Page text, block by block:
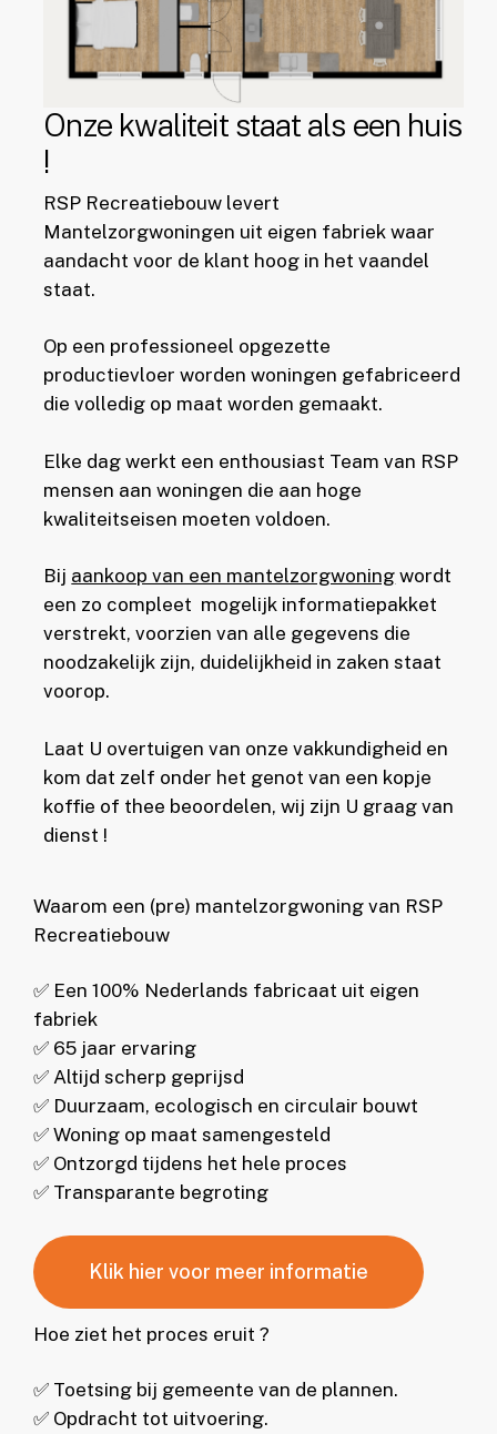
Onze kwaliteit staat als een huis
!
RSP Recreatiebouw levert
Mantelzorgwoningen uit eigen fabriek waar
aandacht voor de klant hoog in het vaandel
staat.
Op een professioneel opgezette
productievloer worden woningen gefabriceerd
die volledig op maat worden gemaakt.
Elke dag werkt een enthousiast Team van RSP
mensen aan woningen die aan hoge
kwaliteitseisen moeten voldoen.
Bij aankoop van een mantelzorgwoning wordt
een zo compleet mogelijk informatiepakket
verstrekt, voorzien van alle gegevens die
noodzakelijk zijn, duidelijkheid in zaken staat
voorop.
Laat U overtuigen van onze vakkundigheid en
kom dat zelf onder het genot van een kopje
koffie of thee beoordelen, wij zijn U graag van
dienst !
Waarom een (pre) mantelzorgwoning van RSP
Recreatiebouw
✅ Een 100% Nederlands fabricaat uit eigen
fabriek
✅ 65 jaar ervaring
✅ Altijd scherp geprijsd
✅ Duurzaam, ecologisch en circulair bouwt
✅ Woning op maat samengesteld
✅ Ontzorgd tijdens het hele proces
✅ Transparante begroting
Klik hier voor meer informatie
Hoe ziet het proces eruit ?
✅ Toetsing bij gemeente van de plannen.
✅ Opdracht tot uitvoering.